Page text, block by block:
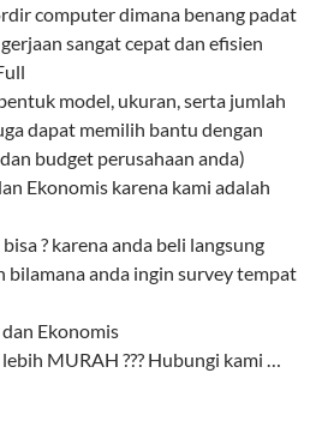
computer dimana benang padat
sangat cepat dan efisien
model, ukuran, serta jumlah
dapat memilih bantu dengan
budget perusahaan anda)
Ekonomis karena kami adalah
? karena anda beli langsung
bilamana anda ingin survey tempat
Ekonomis
MURAH ??? Hubungi kami …